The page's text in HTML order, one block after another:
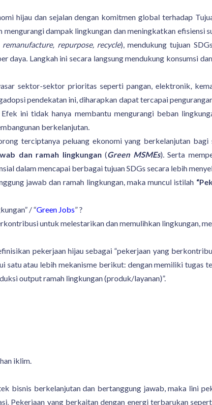
hijau dan sejalan dengan komitmen global terhadap
dampak lingkungan dan meningkatkan efisiensi
repurpose, recycle), mendukung tujuan
daya. Langkah ini secara langsung mendukung konsumsi
sektor-sektor prioritas seperti pangan, elektronik,
pendekatan ini, diharapkan dapat tercapai
ini tidak hanya membantu mengurangi beban
berkelanjutan.
terciptanya peluang ekonomi yang berkelanjutan
dan ramah lingkungan (Green MSMEs). Serta
dalam mencapai berbagai tujuan SDGs secara lebih
jawab dan ramah lingkungan, maka muncul istilah
/ “Green Jobs” ?
untuk melestarikan dan memulihkan lingkungan,
pekerjaan hijau sebagai “pekerjaan yang
satu atau lebih mekanisme berikut: dengan memiliki tugas
output ramah lingkungan (produk/layanan)”.
iklim.
bisnis berkelanjutan dan bertanggung jawab, maka lini
Pekerjaan yang berkaitan dengan energi terbarukan